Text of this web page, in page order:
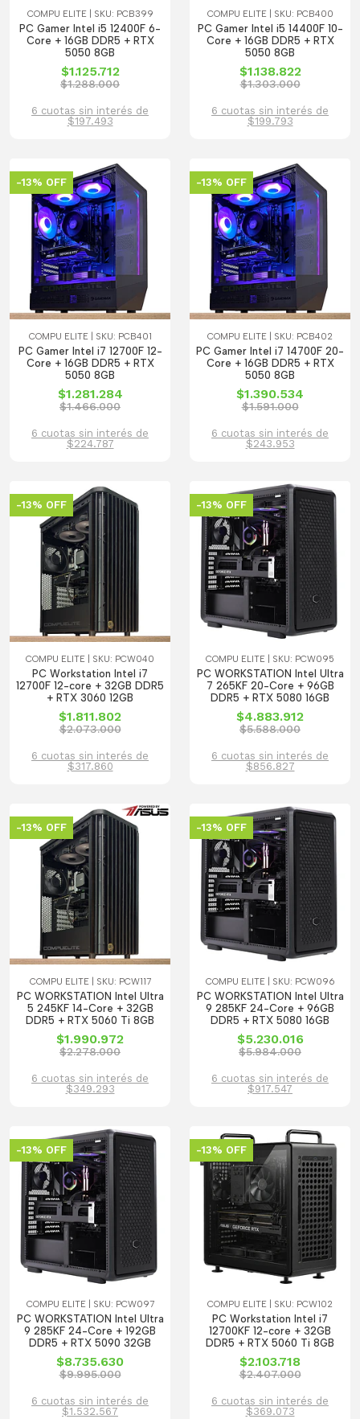
COMPU ELITE | SKU: PCB399
PC Gamer Intel i5 12400F 6-
Core + 16GB DDR5 + RTX
5050 8GB
$1.125.712
$1.288.000
6 cuotas sin interés de
$197.493
COMPU ELITE | SKU: PCB400
PC Gamer Intel i5 14400F 10-
Core + 16GB DDR5 + RTX
5050 8GB
$1.138.822
$1.303.000
6 cuotas sin interés de
$199.793
-13% OFF
COMPU ELITE | SKU: PCB401
PC Gamer Intel i7 12700F 12-
Core + 16GB DDR5 + RTX
5050 8GB
$1.281.284
$1.466.000
6 cuotas sin interés de
$224.787
-13% OFF
COMPU ELITE | SKU: PCB402
PC Gamer Intel i7 14700F 20-
Core + 16GB DDR5 + RTX
5050 8GB
$1.390.534
$1.591.000
6 cuotas sin interés de
$243.953
-13% OFF
COMPU ELITE | SKU: PCW040
PC Workstation Intel i7
12700F 12-core + 32GB DDR5
+ RTX 3060 12GB
$1.811.802
$2.073.000
6 cuotas sin interés de
$317.860
-13% OFF
COMPU ELITE | SKU: PCW095
PC WORKSTATION Intel Ultra
7 265KF 20-Core + 96GB
DDR5 + RTX 5080 16GB
$4.883.912
$5.588.000
6 cuotas sin interés de
$856.827
-13% OFF
COMPU ELITE | SKU: PCW117
PC WORKSTATION Intel Ultra
5 245KF 14-Core + 32GB
DDR5 + RTX 5060 Ti 8GB
$1.990.972
$2.278.000
6 cuotas sin interés de
$349.293
-13% OFF
COMPU ELITE | SKU: PCW096
PC WORKSTATION Intel Ultra
9 285KF 24-Core + 96GB
DDR5 + RTX 5080 16GB
$5.230.016
$5.984.000
6 cuotas sin interés de
$917.547
-13% OFF
COMPU ELITE | SKU: PCW097
PC WORKSTATION Intel Ultra
9 285KF 24-Core + 192GB
DDR5 + RTX 5090 32GB
$8.735.630
$9.995.000
6 cuotas sin interés de
$1.532.567
-13% OFF
COMPU ELITE | SKU: PCW102
PC Workstation Intel i7
12700KF 12-core + 32GB
DDR5 + RTX 5060 Ti 8GB
$2.103.718
$2.407.000
6 cuotas sin interés de
$369.073